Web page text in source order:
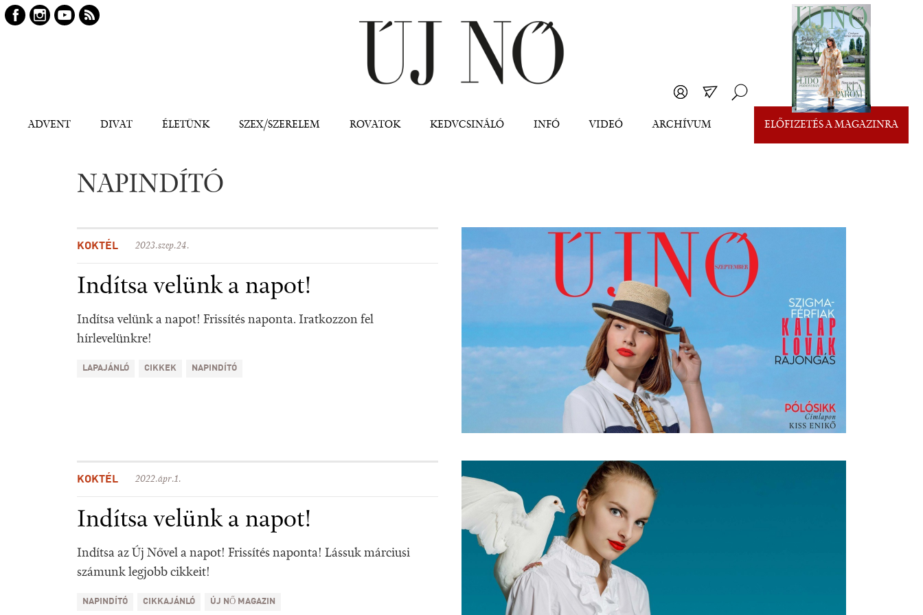
ADVENT DIVAT ÉLETÜNK SZEX/SZERELEM ROVATOK KEDVCSINÁLÓ INFÓ VIDEÓ ARCHÍVUM ELŐFIZETÉS A MAGAZINRA
NAPINDÍTÓ
KOKTÉL 2023.szep.24.
Indítsa velünk a napot!
Indítsa velünk a napot! Frissítés naponta. Iratkozzon fel
hírlevelünkre!
LAPAJÁNLÓ CIKKEK NAPINDÍTÓ
KOKTÉL 2022.ápr.1.
Indítsa velünk a napot!
Indítsa az Új Nővel a napot! Frissítés naponta! Lássuk márciusi
számunk legjobb cikkeit!
NAPINDÍTÓ CIKKAJÁNLÓ ÚJ NŐ MAGAZIN